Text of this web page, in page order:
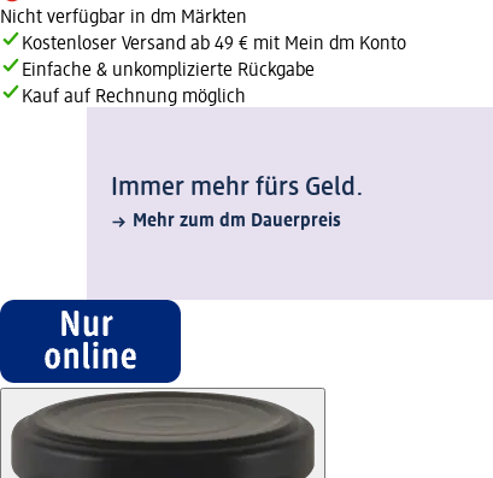
Nicht verfügbar in dm Märkten
Kostenloser Versand ab 49 € mit Mein dm Konto
Einfache & unkomplizierte Rückgabe
Kauf auf Rechnung möglich
Immer mehr fürs Geld.
Mehr zum dm Dauerpreis